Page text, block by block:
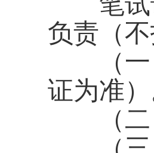
负责（
（一）
证为准）
（二）